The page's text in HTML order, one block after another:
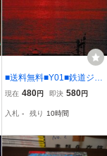
■送料無料■Y01■鉄道ジャ
ーナル■1996年10月No.3
路’96/寝台特急40年夜行
素顔■(並程度)
現在 480円 即決 580円
入札 - 残り 10時間